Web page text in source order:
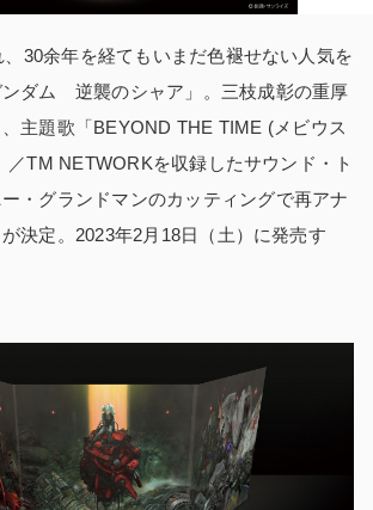
30余年を経てもいまだ色褪せない人気を
ダム 逆襲のシャア」。三枝成彰の重厚
主題歌「BEYOND THE TIME (メビウス
／TM NETWORKを収録したサウンド・ト
・グランドマンのカッティングで再アナ
決定。 2023年2月18日（土）に発売す